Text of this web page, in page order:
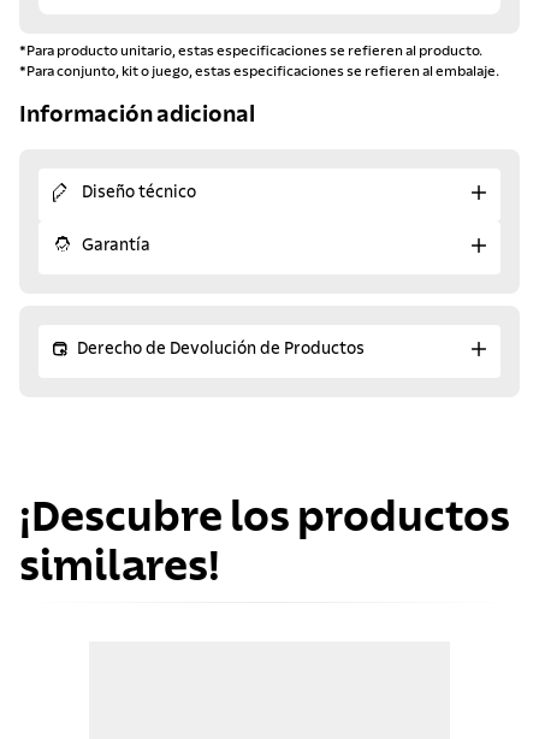
*Para producto unitario, estas especificaciones se refieren al producto.
*Para conjunto, kit o juego, estas especificaciones se refieren al embalaje.
Información adicional
Diseño técnico
Garantía
Derecho de Devolución de Productos
¡Descubre los productos
similares!